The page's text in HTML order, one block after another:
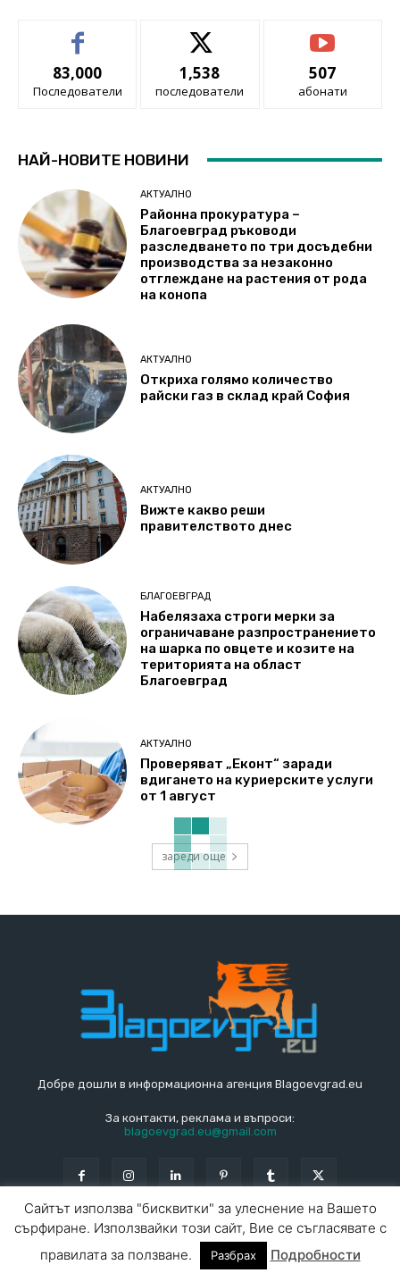
83,000
Последователи
1,538
последователи
507
абонати
НАЙ-НОВИТЕ НОВИНИ
АКТУАЛНО
Районна прокуратура –
Благоевград ръководи
разследването по три досъдебни
производства за незаконно
отглеждане на растения от рода
на конопа
АКТУАЛНО
Откриха голямо количество
райски газ в склад край София
АКТУАЛНО
Вижте какво реши
правителството днес
БЛАГОЕВГРАД
Набелязаха строги мерки за
ограничаване разпространението
на шарка по овцете и козите на
територията на област
Благоевград
АКТУАЛНО
Проверяват „Еконт“ заради
вдигането на куриерските услуги
от 1 август
зареди още
Добре дошли в информационна агенция Blagoevgrad.eu
За контакти, реклама и въпроси:
blagoevgrad.eu@gmail.com
© Blagoevgrad.EU 2010 - 2026 Общи условия |
Сайтът използва "бисквитки" за улеснение на Вашето
сърфиране. Използвайки този сайт, Вие се съгласявате с
правилата за ползване.
Разбрах Подробности